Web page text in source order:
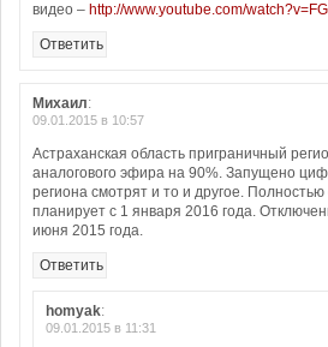
видео – http://www.youtube.com/
Ответить
Михаил:
09.01.2015 в 10:57
Астраханская область приграничный
аналогового эфира на 90%. Запущено
региона смотрят и то и другое.
планирует с 1 января 2016 года.
июня 2015 года.
Ответить
homyak:
09.01.2015 в 11:31